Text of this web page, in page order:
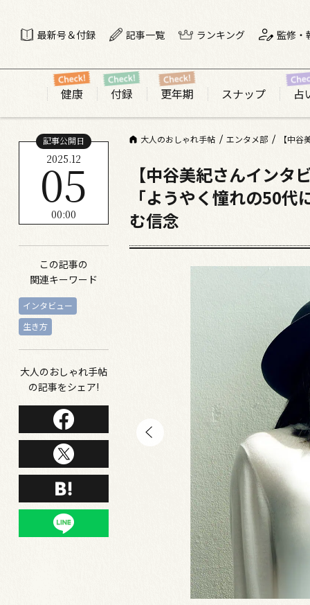
最新号＆付録 記事一覧 ランキング 監修・
健康 付録 更年期 スナップ 占
大人のおしゃれ手帖 エンタメ部
記事公開日
2025.12
05
00:00
この記事の
関連キーワード
インタビュー
生き方
大人のおしゃれ手帖
の記事をシェア!
【中谷美紀さんインタ
「ようやく憧れの50
む信念